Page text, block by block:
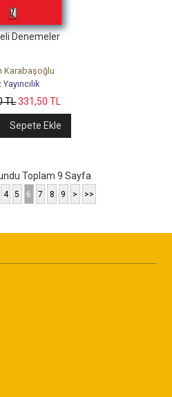
Denemeler
Karabaşoğlu
Yayıncılık
TL331,50 TL
Sepete Ekle
Toplam 9 Sayfa
4 5 6 7 8 9 > >>